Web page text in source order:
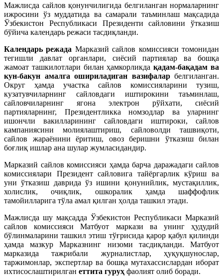
Мажлисда сайлов қонунчилигида белгиланган нормаларнинг
ижросини ўз муддатида ва самарали таъминлаш мақсадида
Ўзбекистон Республикаси Президенти сайловини ўтказиш
бўйича календарь режаси тасдиқланди.
Календарь режада Марказий сайлов комиссияси томонидан
тегишли давлат органлари, сиёсий партиялар ва бошқа
жамоат ташкилотлари билан ҳамкорликдақадам-бақадам ва
кун-бакун амалга ошириладиган вазифаларбелгиланган.
Округ ҳамда участка сайлов комиссияларини тузиш,
кузатувчиларнинг сайловдаги иштирокини таъминлаш,
сайловчиларнинг ягона электрон рўйхати, сиёсий
партияларнинг, Президентликка номзодлар ва уларнинг
ишончли вакилларининг сайловдаги иштироки, сайлов
кампаниясини молиялаштириш, сайловолди ташвиқоти,
сайлов жараёнини ёритиш, овоз беришни ўтказиш билан
боғлиқ ишлар ана шулар жумласидандир.
Марказий сайлов комиссияси ҳамда барча даражадаги сайлов
комиссиялари Президент сайловига тайёргарлик кўриш ва
уни ўтказиш даврида ўз ишини қонунийлик, мустақиллик,
холислик, очиқлик, ошкоралик ҳамда шаффофлик
тамойилларига тўла амал қилган ҳолда ташкил этади.
Мажлисда шу мақсадда Ўзбекистон Республикаси Марказий
сайлов комиссияси Матбуот маркази ва унинг ҳудудий
бўлинмаларини ташкил этиш тўғрисида қарор қабул қилинди
ҳамда мазкур Марказнинг низоми тасдиқланди. Матбуот
марказида тажрибали журналистлар, ҳуқуқшунослар,
таржимонлар, экспертлар ва бошқа мутахассислардан иборат
ихтисослаштирилган еттита гуруҳ фаолият олиб боради.